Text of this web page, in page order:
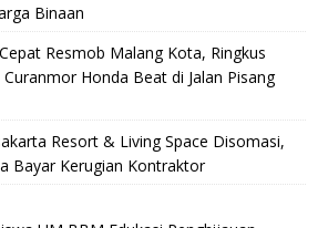
Binaan
Resmob Malang Kota, Ringkus
Curanmor Honda Beat di Jalan Pisang
Resort & Living Space Disomasi,
Bayar Kerugian Kontraktor